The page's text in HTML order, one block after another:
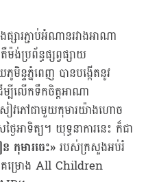
ារភ្ជាប់អំណានរវាងអាណា
ង់ប្រព័ន្ធផ្សព្វផ្សាយ
ន្ទភ្នំពេញ បានបង្កើតនូវ
ម្បីលើកទឹកចិត្តអាណា
វភៅជាមួយកុមារយ៉ាងហោច
អាទិត្យ។ យុទ្ធនាការនេះ ក៏ជា
កុមារចេះ»របស់ក្រសួងអប់រំ
គម្រោង All Children